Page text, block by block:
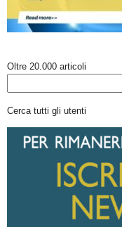
Oltre 20.000 articoli
Cerca tutti gli utenti